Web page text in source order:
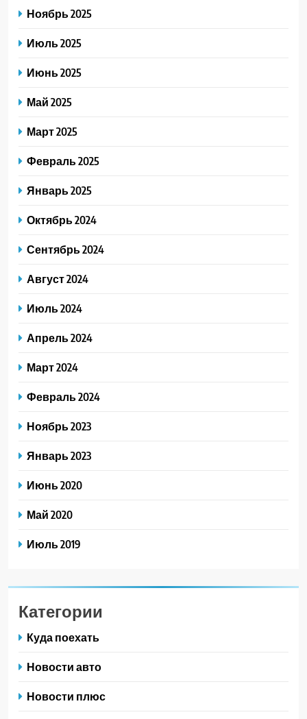
Ноябрь 2025
Июль 2025
Июнь 2025
Май 2025
Март 2025
Февраль 2025
Январь 2025
Октябрь 2024
Сентябрь 2024
Август 2024
Июль 2024
Апрель 2024
Март 2024
Февраль 2024
Ноябрь 2023
Январь 2023
Июнь 2020
Май 2020
Июль 2019
Категории
Куда поехать
Новости авто
Новости плюс